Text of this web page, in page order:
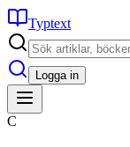
Typtext
Logga in
C